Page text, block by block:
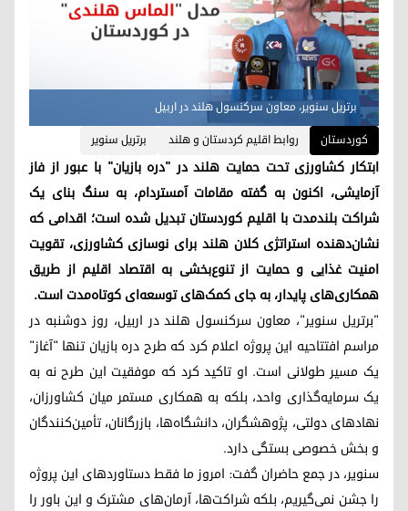
برتریل سنویر، معاون سرکنسول هلند در اربیل
کوردستان
روابط اقلیم کردستان و هلند برتریل سنویر
ابتکار کشاورزی تحت حمایت هلند در "دره بازیان" با عبور از فاز
آزمایشی، اکنون به گفته مقامات آمستردام، به سنگ بنای یک
شراکت بلندمدت با اقلیم کوردستان تبدیل شده است؛ اقدامی که
نشان‌دهنده استراتژی کلان هلند برای نوسازی کشاورزی، تقویت
امنیت غذایی و حمایت از تنوع‌بخشی به اقتصاد اقلیم از طریق
همکاری‌های پایدار، به جای کمک‌های توسعه‌ای کوتاه‌مدت است.
"برتریل سنویر"، معاون سرکنسول هلند در اربیل، روز دوشنبه در
مراسم افتتاحیه این پروژه اعلام کرد که طرح دره بازیان تنها "آغاز"
یک مسیر طولانی است. او تاکید کرد که موفقیت این طرح نه به
یک سرمایه‌گذاری واحد، بلکه به همکاری مستمر میان کشاورزان،
نهادهای دولتی، پژوهشگران، دانشگاه‌ها، بازرگانان، تأمین‌کنندگان
و بخش خصوصی بستگی دارد.
سنویر، در جمع حاضران گفت: امروز ما فقط دستاوردهای این پروژه
را جشن نمی‌گیریم، بلکه شراکت‌ها، آرمان‌های مشترک و این باور را